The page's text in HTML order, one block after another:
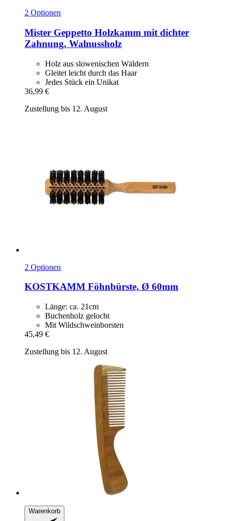
2 Optionen
Mister Geppetto Holzkamm mit dichter
Zahnung, Walnussholz
Holz aus slowenischen Wäldern
Gleitet leicht durch das Haar
Jedes Stück ein Unikat
36,99 €
Zustellung bis 12. August
2 Optionen
KOSTKAMM Föhnbürste, Ø 60mm
Länge: ca. 21cm
Buchenholz gelocht
Mit Wildschweinborsten
45,49 €
Zustellung bis 12. August
Warenkorb